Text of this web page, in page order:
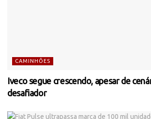
CAMINHÕES
Iveco segue crescendo, apesar de
desafiador